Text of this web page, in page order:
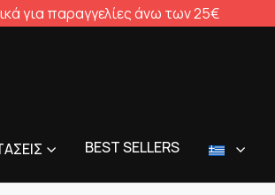
για παραγγελίες άνω των 25€
BEST SELLERS